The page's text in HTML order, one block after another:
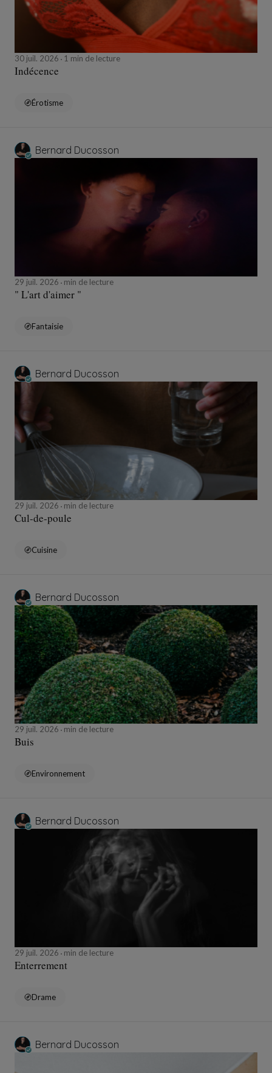
30 juil. 2026 1 min de lecture
Indécence
Érotisme
Bernard Ducosson
29 juil. 2026 min de lecture
" L'art d'aimer "
Fantaisie
Bernard Ducosson
29 juil. 2026 min de lecture
Cul-de-poule
Cuisine
Bernard Ducosson
29 juil. 2026 min de lecture
Buis
Environnement
Bernard Ducosson
29 juil. 2026 min de lecture
Enterrement
Drame
Bernard Ducosson